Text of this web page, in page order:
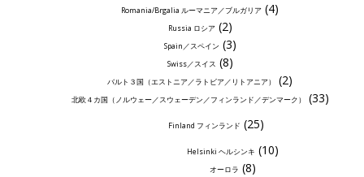
Romania/Brgalia ルーマニア／ブルガリア (4)
Russia ロシア(2)
Spain／スペイン (3)
Swiss／スイス (8)
バルト３国（エストニア／ラトビア／リトアニア） (2)
北欧４カ国（ノルウェー／スウェーデン／フィンランド／デンマーク） (33)
Finland フィンランド (25)
Helsinki ヘルシンキ (10)
オーロラ (8)